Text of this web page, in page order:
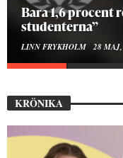
Hur bygger man
ELISE RALSTON
KRÖNIKA